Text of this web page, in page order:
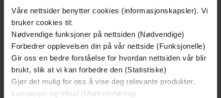
Våre nettsider benytter cookies (informasjonskapsler). Vi
bruker cookies til:
Nødvendige funksjoner på nettsiden (Nødvendige)
Forbedrer opplevelsen din på vår nettside (Funksjonelle)
Gir oss en bedre forståelse for hvordan nettsiden vår blir
brukt, slik at vi kan forbedre den (Statistiske)
Gjør det mulig for oss å vise deg relevante produkter,
kampanjer og tilbud (Markedsføring)
Premium
Vinner av Rivertonprisen